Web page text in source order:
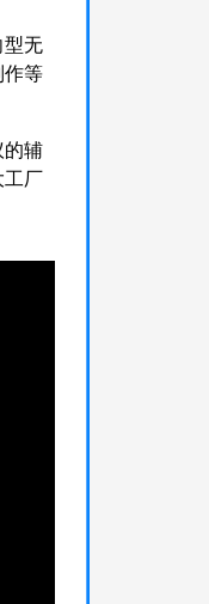
型无
作等
的辅
工厂